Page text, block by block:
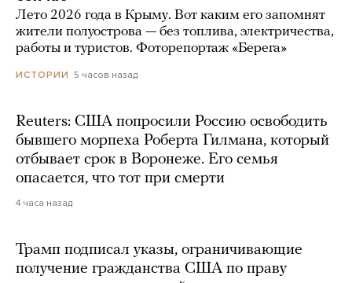
Лето 2026 года в Крыму. Вот каким его запомнят
жители полуострова — без топлива, электричества,
работы и туристов. Фоторепортаж «Берега»
ИСТОРИИ 5 часов назад
Reuters: США попросили Россию освободить
бывшего морпеха Роберта Гилмана, который
отбывает срок в Воронеже. Его семья
опасается, что тот при смерти
4 часа назад
Трамп подписал указы, ограничивающие
получение гражданства США по праву